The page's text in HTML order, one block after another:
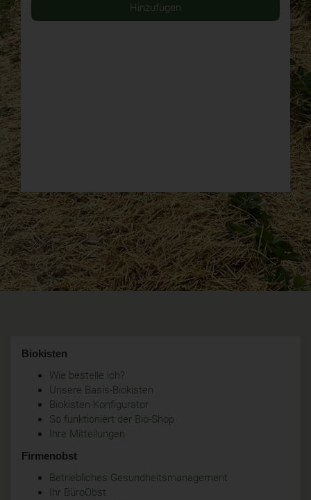
Hinzufügen
Biokisten
Wie bestelle ich?
Unsere Basis-Biokisten
Biokisten-Konfigurator
So funktioniert der Bio-Shop
Ihre Mitteilungen
Firmenobst
Betriebliches Gesundheitsmanagement
Ihr BüroObst